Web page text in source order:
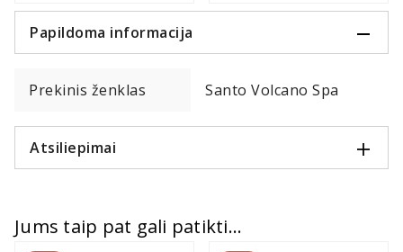
Papildoma informacija
Prekinis ženklas Santo Volcano Spa
Atsiliepimai
Jums taip pat gali patikti...